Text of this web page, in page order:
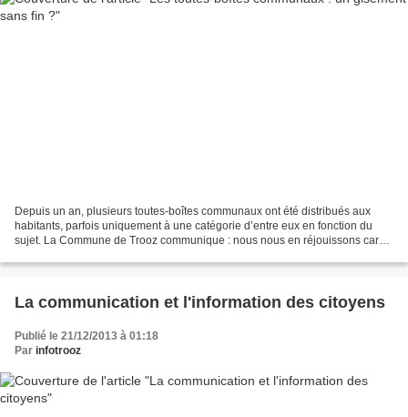
Depuis un an, plusieurs toutes-boîtes communaux ont été distribués aux
habitants, parfois uniquement à une catégorie d’entre eux en fonction du
sujet. La Commune de Trooz communique : nous nous en réjouissons car
La communication et l'information des citoyens
Publié le 21/12/2013 à 01:18
Par infotrooz